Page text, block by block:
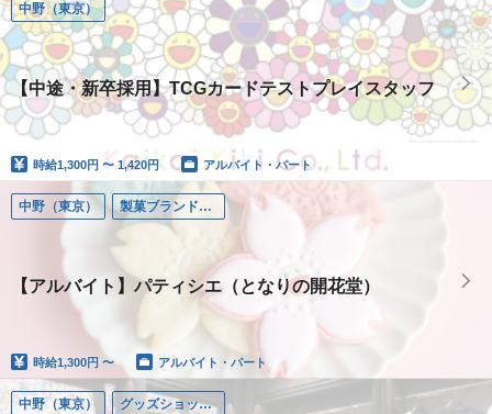
中野（東京）
【中途・新卒採用】TCGカードテストプレイスタッフ
時給1,300円 〜 1,420円 アルバイト・パート
中野（東京） 製菓ブランド・となりの開花堂
【アルバイト】パティシエ（となりの開花堂）
時給1,300円 〜 アルバイト・パート
中野（東京） グッズショップ・となりの甚蛾狼